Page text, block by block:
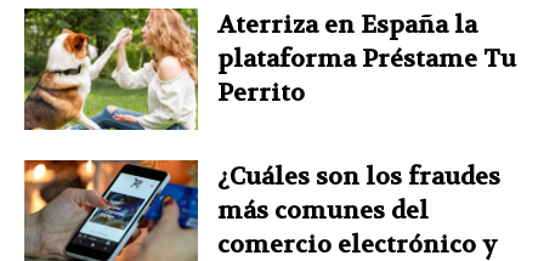
Aterriza en España la
plataforma Préstame Tu
Perrito
¿Cuáles son los fraudes
más comunes del
comercio electrónico y